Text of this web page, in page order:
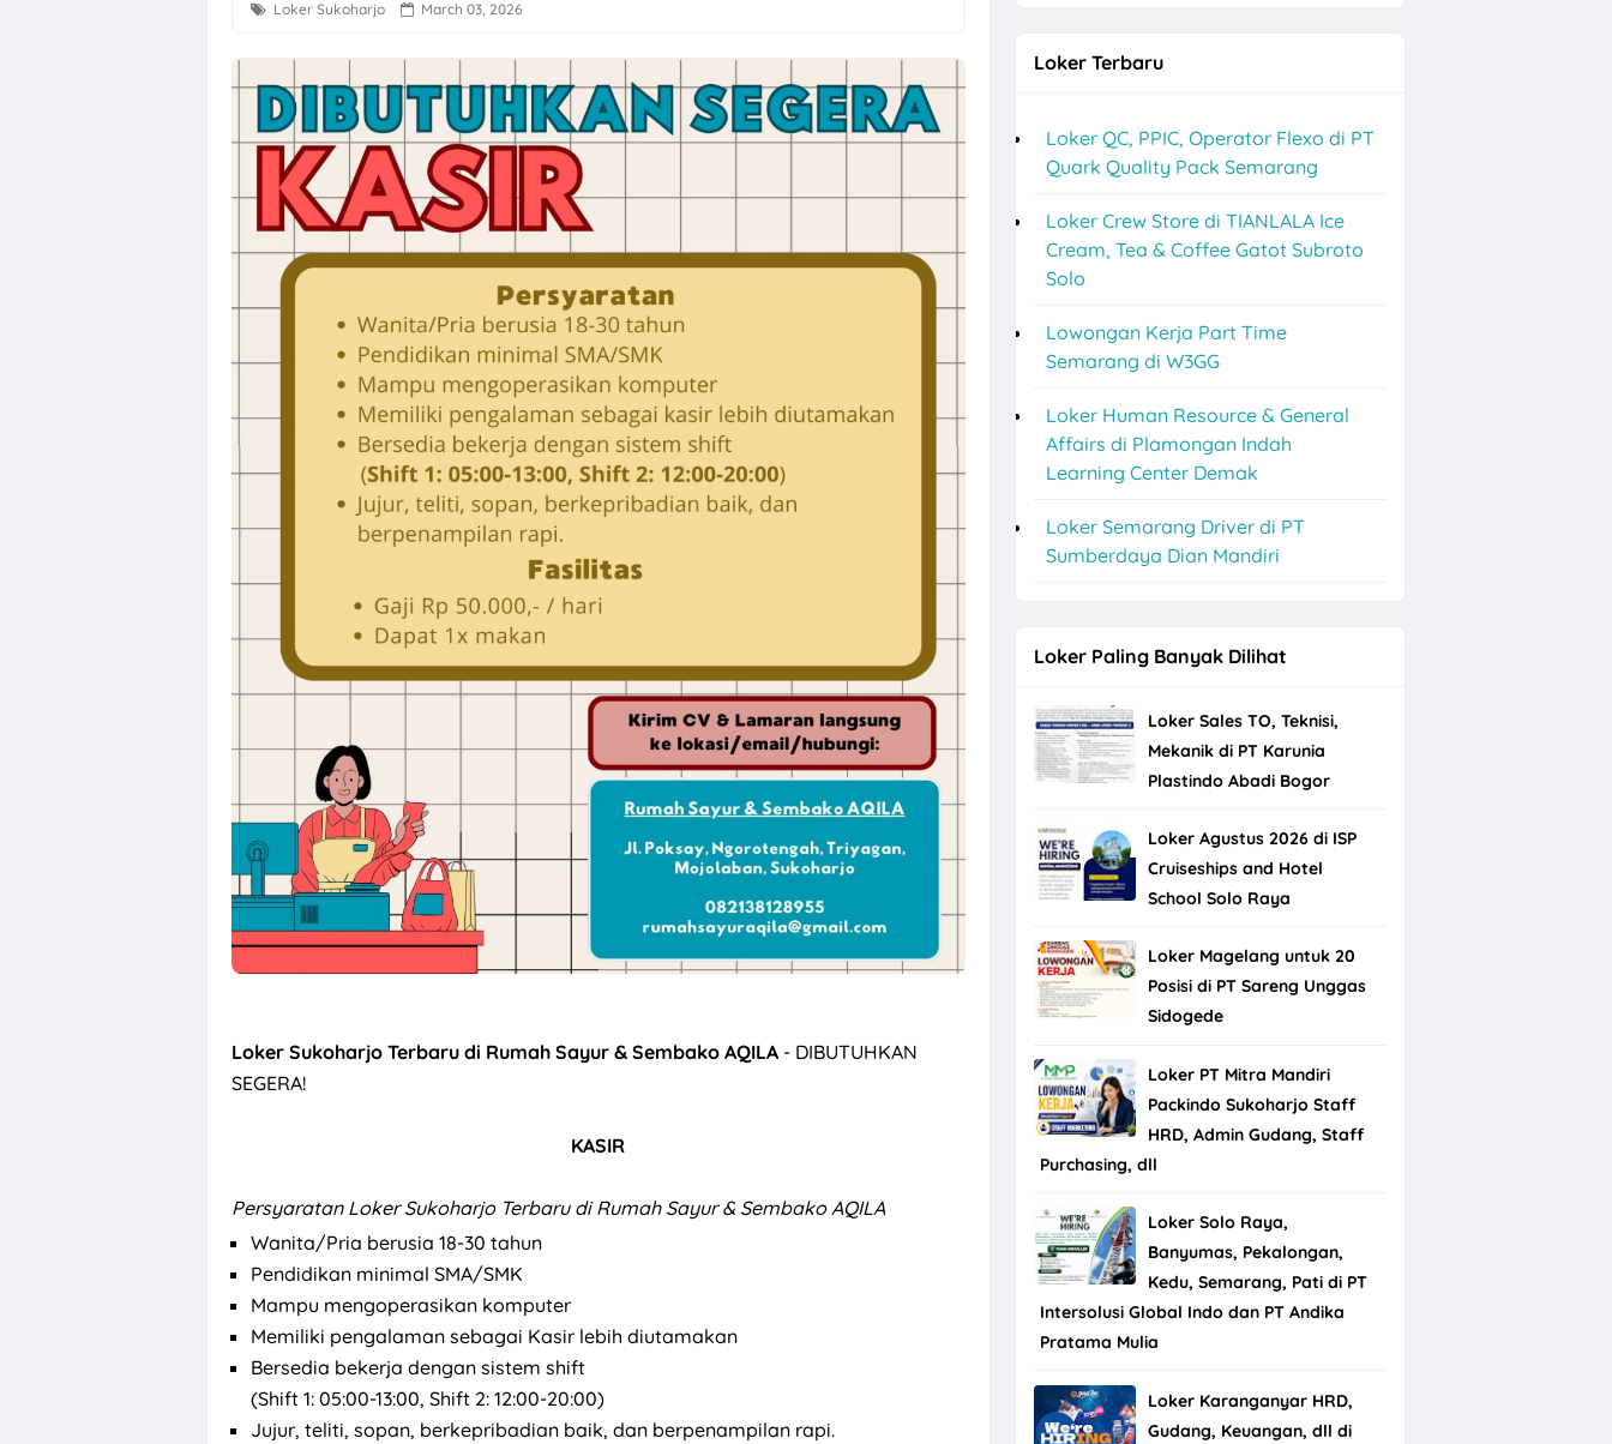
Loker Solo Raya Lulusan S1 di Cerita Rasa Catering & Meeting Room
Loker Bali Driver, Helper, Admin Cabang & Backup di PT Indonesia Plafon Semesta
Loker Agustus 2026 di Astra Daihatsu Klaten & Solo
Loker Karanganyar HRD, Gudang, Keuangan, dll di Sweet Ten
Lowongan Kerja F&B Solo dan Sukoharjo di Es Teh Mas Karebet
Loker Solo Bulan Agustus 2026 di Kosi Kost
Loker Pabrik Pipa PVC Sukoharjo di PT Damai Global Synergy
Lowongan Kerja 10 Posisi di Candi Elektronik Sukoharjo
Loker Pecel Pepe Semarang Posisi Crew Outlet
Loker Digital Marketing Sukoharjo di PT Elvas Grafika Indonesia
Loker Sukoharjo 5 Posisi CV Tiga Likuid Plastindo & PT Likuid Pharmalab Indonesia
Loker QC, PPIC, Operator Flexo di PT Quark Quality Pack Semarang
Loker Sukoharjo March 03, 2026
Loker Sukoharjo Terbaru di Rumah Sayur & Sembako AQILA - DIBUTUHKAN
SEGERA!
KASIR
Persyaratan Loker Sukoharjo Terbaru di Rumah Sayur & Sembako AQILA
Wanita/Pria berusia 18-30 tahun
Pendidikan minimal SMA/SMK
Mampu mengoperasikan komputer
Memiliki pengalaman sebagai Kasir lebih diutamakan
Bersedia bekerja dengan sistem shift
(Shift 1: 05:00-13:00, Shift 2: 12:00-20:00)
Jujur, teliti, sopan, berkepribadian baik, dan berpenampilan rapi.
Loker Terbaru
Loker QC, PPIC, Operator Flexo di PT
Quark Quality Pack Semarang
Loker Crew Store di TIANLALA Ice
Cream, Tea & Coffee Gatot Subroto
Solo
Lowongan Kerja Part Time
Semarang di W3GG
Loker Human Resource & General
Affairs di Plamongan Indah
Learning Center Demak
Loker Semarang Driver di PT
Sumberdaya Dian Mandiri
Loker Paling Banyak Dilihat
Loker Sales TO, Teknisi,
Mekanik di PT Karunia
Plastindo Abadi Bogor
Loker Agustus 2026 di ISP
Cruiseships and Hotel
School Solo Raya
Loker Magelang untuk 20
Posisi di PT Sareng Unggas
Sidogede
Loker PT Mitra Mandiri
Packindo Sukoharjo Staff
HRD, Admin Gudang, Staff
Purchasing, dll
Loker Solo Raya,
Banyumas, Pekalongan,
Kedu, Semarang, Pati di PT
Intersolusi Global Indo dan PT Andika
Pratama Mulia
Loker Karanganyar HRD,
Gudang, Keuangan, dll di